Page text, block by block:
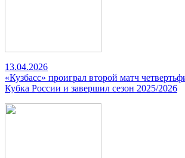
13.04.2026
«Кузбасс» проиграл второй матч
Кубка России и завершил сезон 2025/2026